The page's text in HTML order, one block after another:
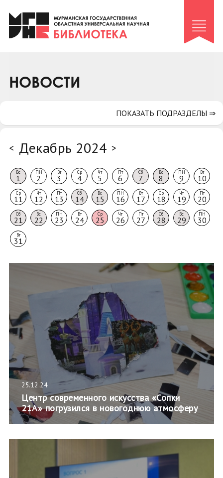
Клуб «Гиря и сельдерей»
Клуб «Семейный архив»
Коллегам
НОВОСТИ
< Декабрь 2024 >
Вс
1
ПН
2
Вт
3
Ср
4
Чт
5
Пт
6
Сб
7
Вс
8
ПН
9
Вт
10
Ср
11
Чт
12
Пт
13
Сб
14
Вс
15
ПН
16
Вт
17
Ср
18
Чт
19
Пт
20
Сб
21
Вс
22
ПН
23
Вт
24
Ср
25
Чт
26
Пт
27
Сб
28
Вс
29
ПН
30
Вт
31
25.12.24
Центр современного искусства «Сопки
21А» погрузился в новогоднюю атмосферу
ПОКАЗАТЬ ПОДРАЗДЕЛЫ ⇒